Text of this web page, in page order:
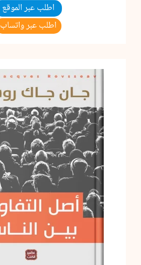
اطلب عبر الموقع
اطلب عبر واتساب